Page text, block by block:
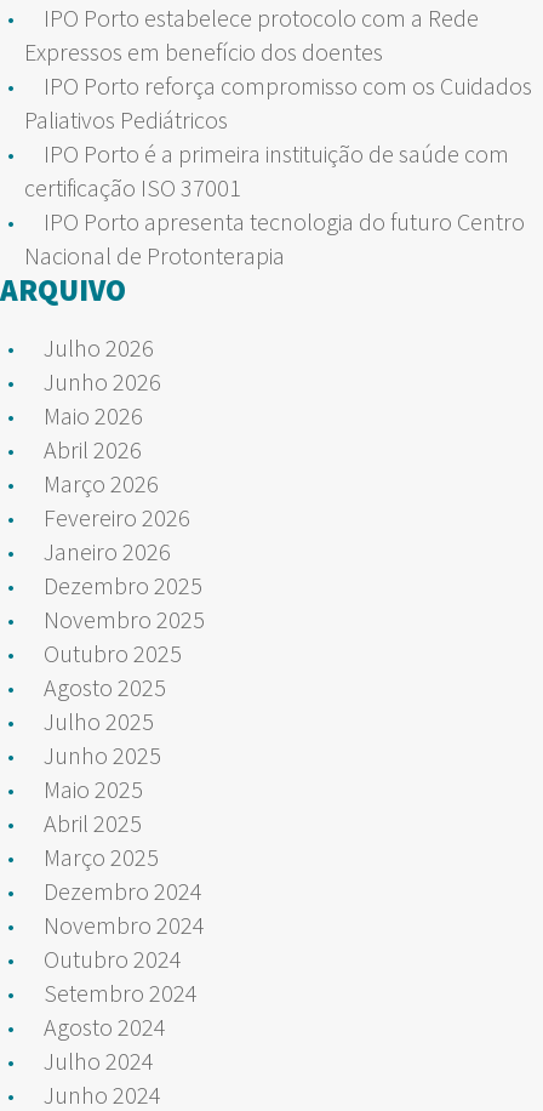
IPO Porto estabelece protocolo com a Rede
Expressos em benefício dos doentes
IPO Porto reforça compromisso com os Cuidados
Paliativos Pediátricos
IPO Porto é a primeira instituição de saúde com
certificação ISO 37001
IPO Porto apresenta tecnologia do futuro Centro
Nacional de Protonterapia
ARQUIVO
Julho 2026
Junho 2026
Maio 2026
Abril 2026
Março 2026
Fevereiro 2026
Janeiro 2026
Dezembro 2025
Novembro 2025
Outubro 2025
Agosto 2025
Julho 2025
Junho 2025
Maio 2025
Abril 2025
Março 2025
Dezembro 2024
Novembro 2024
Outubro 2024
Setembro 2024
Agosto 2024
Julho 2024
Junho 2024